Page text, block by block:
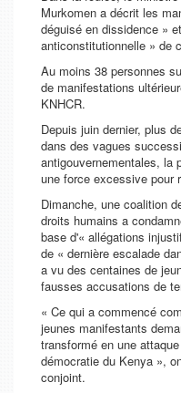
Murkomen a décrit les
déguisé en dissidence »
anticonstitutionnelle » de
Au moins 38 personnes
de manifestations
KNHCR.
Depuis juin dernier, plus
dans des vagues
antigouvernementales, la
une force excessive pour
Dimanche, une coalition
droits humains a
base d'« allégations
de « dernière escalade
a vu des centaines de
fausses accusations de
« Ce qui a commencé
jeunes manifestants
transformé en une
démocratie du Kenya »,
conjoint.